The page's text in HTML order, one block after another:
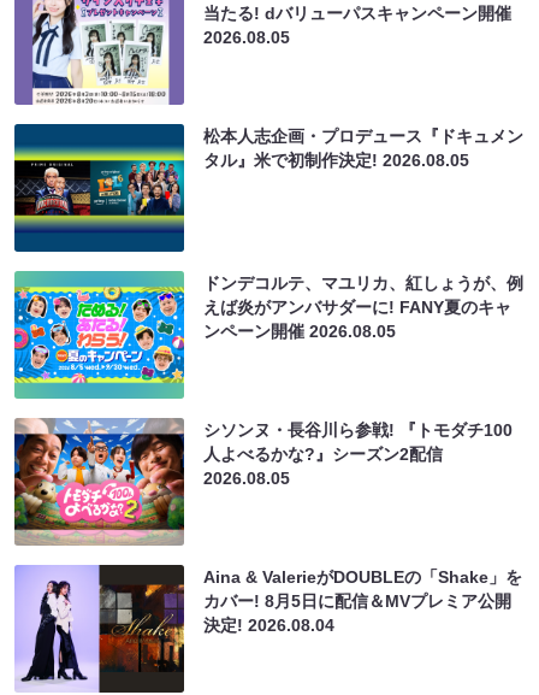
当たる! dバリューパスキャンペーン開催
2026.08.05
松本人志企画・プロデュース『ドキュメン
タル』米で初制作決定!2026.08.05
ドンデコルテ、マユリカ、紅しょうが、例
えば炎がアンバサダーに! FANY夏のキャ
ンペーン開催2026.08.05
シソンヌ・長谷川ら参戦! 『トモダチ100
人よべるかな?』シーズン2配信
2026.08.05
Aina & ValerieがDOUBLEの「Shake」を
カバー! 8月5日に配信＆MVプレミア公開
決定!2026.08.04